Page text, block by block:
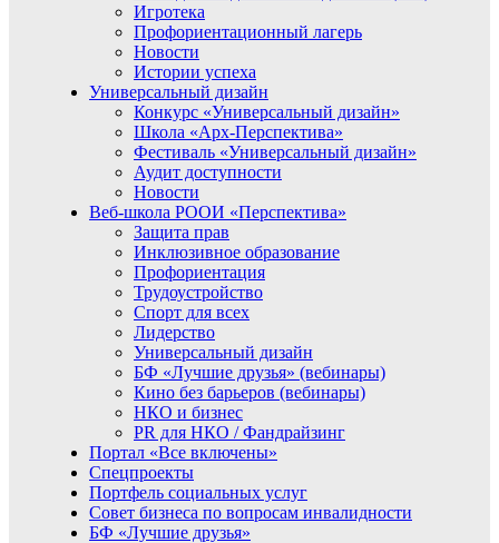
Игротека
Профориентационный лагерь
Новости
Истории успеха
Универсальный дизайн
Конкурс «Универсальный дизайн»
Школа «Арх-Перспектива»
Фестиваль «Универсальный дизайн»
Аудит доступности
Новости
Веб-школа РООИ «Перспектива»
Защита прав
Инклюзивное образование
Профориентация
Трудоустройство
Спорт для всех
Лидерство
Универсальный дизайн
БФ «Лучшие друзья» (вебинары)
Кино без барьеров (вебинары)
НКО и бизнес
PR для НКО / Фандрайзинг
Портал «Все включены»
Спецпроекты
Портфель социальных услуг
Совет бизнеса по вопросам инвалидности
БФ «Лучшие друзья»